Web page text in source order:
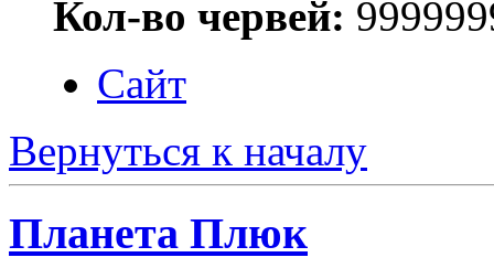
Кол-во червей:
Сайт
Вернуться к началу
Планета Плюк